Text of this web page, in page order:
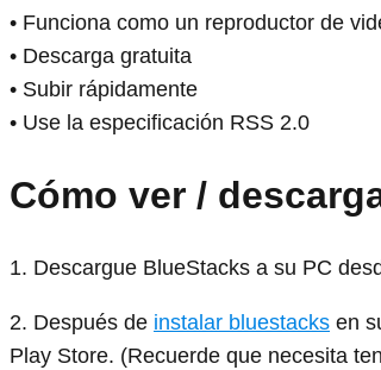
• Funciona como un reproductor de
• Descarga gratuita
• Subir rápidamente
• Use la especificación RSS 2.0
Cómo ver /
1. Descargue BlueStacks a su PC
2. Después de instalar bluestacks en
Play Store. (Recuerde que necesita